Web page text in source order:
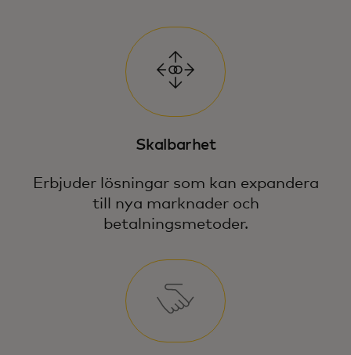
Skalbarhet
Erbjuder lösningar som kan expandera
till nya marknader och
betalningsmetoder.